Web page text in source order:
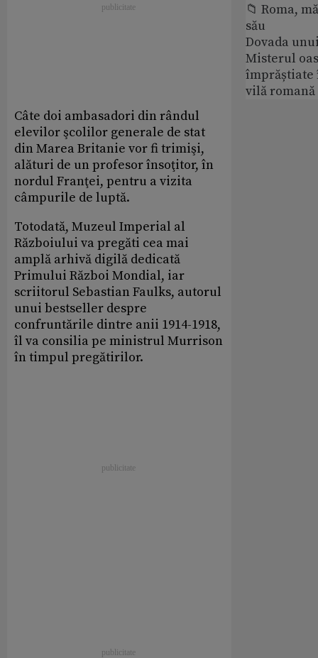
Câte doi ambasadori din rândul
elevilor şcolilor generale de stat
din Marea Britanie vor fi trimişi,
alături de un profesor însoţitor, în
nordul Franţei, pentru a vizita
câmpurile de luptă.
Totodată, Muzeul Imperial al
Războiului va pregăti cea mai
amplă arhivă digilă dedicată
Primului Război Mondial, iar
scriitorul Sebastian Faulks, autorul
unui bestseller despre
confruntările dintre anii 1914-1918,
îl va consilia pe ministrul Murrison
în timpul pregătirilor.
📁 Roma,
său
Dovada
Misterul
împrăștiate
vilă romană